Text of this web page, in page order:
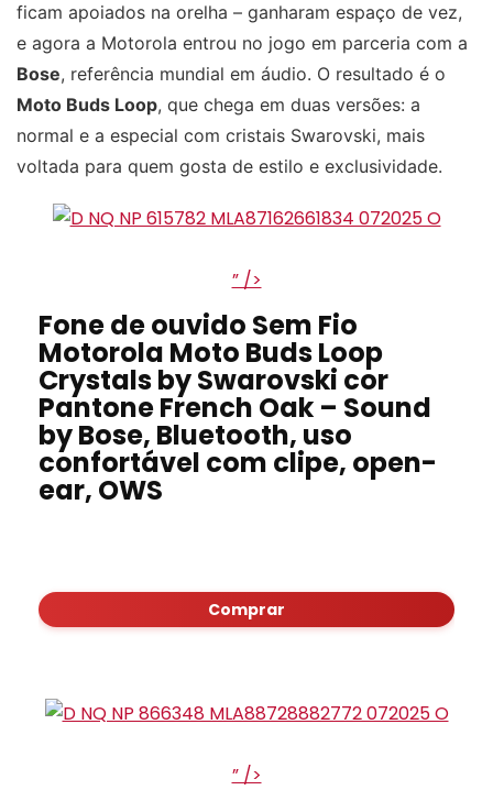
ficam apoiados na orelha – ganharam espaço de vez,
e agora a Motorola entrou no jogo em parceria com a
Bose, referência mundial em áudio. O resultado é o
Moto Buds Loop, que chega em duas versões: a
normal e a especial com cristais Swarovski, mais
voltada para quem gosta de estilo e exclusividade.
” />
Fone de ouvido Sem Fio
Motorola Moto Buds Loop
Crystals by Swarovski cor
Pantone French Oak – Sound
by Bose, Bluetooth, uso
confortável com clipe, open-
ear, OWS
Comprar
” />